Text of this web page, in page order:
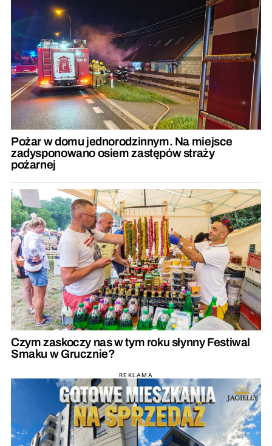
Pożar w domu jednorodzinnym. Na miejsce
zadysponowano osiem zastępów straży
pożarnej
Czym zaskoczy nas w tym roku słynny Festiwal
Smaku w Grucznie?
REKLAMA